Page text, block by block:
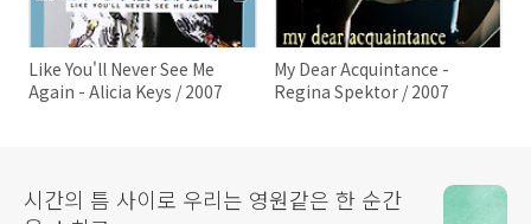
Like You'll Never See Me
Again - Alicia Keys / 2007
My Dear Acquintance -
Regina Spektor / 2007
시간의 틈 사이로 우리는 영원같은 한 순간